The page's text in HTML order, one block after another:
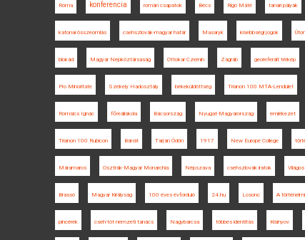
Róma konferencia román csapatok Bécs Rigó Máté tanári pályák
katonai összeomlás csehszlovák-magyar határ Masaryk kisebbségi jogok Úton
blokád Magyar Népköztársaság Ottokar Czernin Zágráb georeferált térkép
Pro Minoritate Székely Hadosztály békeküldöttség Trianon 100 MTA-Lendület
Romsics Ignác főreáliskola Bácsország Nyugat-Magyarország emlékezet
Trianon 100 Rubicon Bánát Tarján Ödön 1917 New Europe College
Máramaros Osztrák-Magyar Monarchia Népszava csehszlovák iratok Világos
Brassó Magyar Királyság 100 éves évforduló 24.hu Losonc A
pincérek cseh-tót nemzeti tanács Nagybarcsa többes identitás Kisinyov